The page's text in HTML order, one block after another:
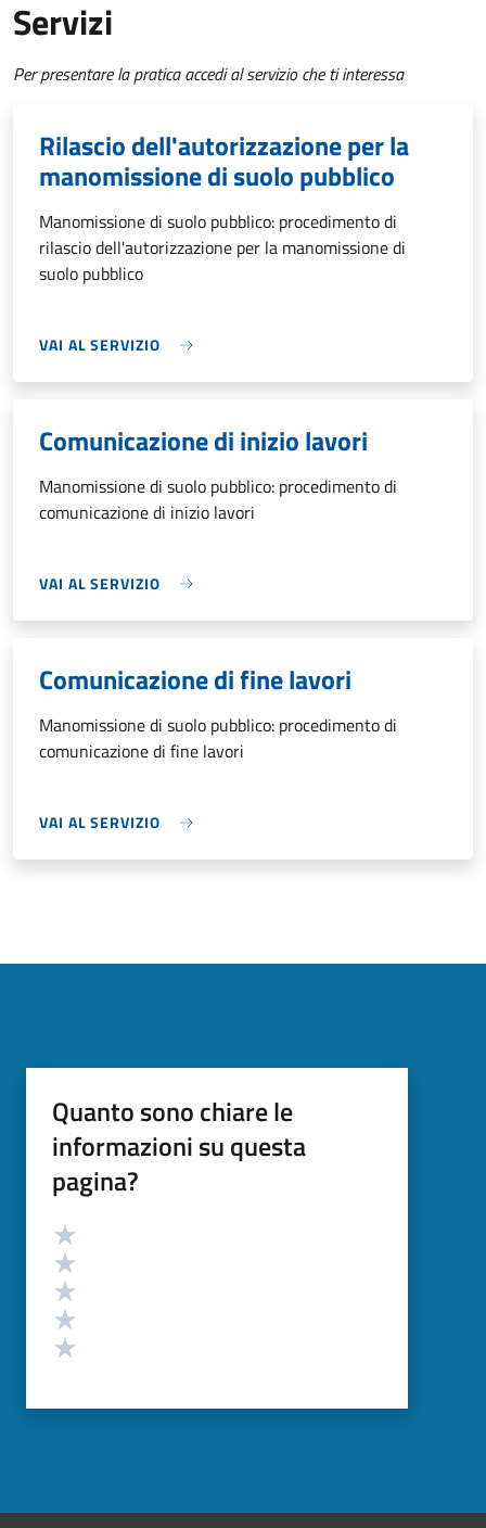
Servizi
Per presentare la pratica accedi al servizio che ti interessa
Rilascio dell'autorizzazione per la
manomissione di suolo pubblico
Manomissione di suolo pubblico: procedimento di
rilascio dell'autorizzazione per la manomissione di
suolo pubblico
VAI AL SERVIZIO
Comunicazione di inizio lavori
Manomissione di suolo pubblico: procedimento di
comunicazione di inizio lavori
VAI AL SERVIZIO
Comunicazione di fine lavori
Manomissione di suolo pubblico: procedimento di
comunicazione di fine lavori
VAI AL SERVIZIO
Quanto sono chiare le
informazioni su questa
pagina?
Valutazione